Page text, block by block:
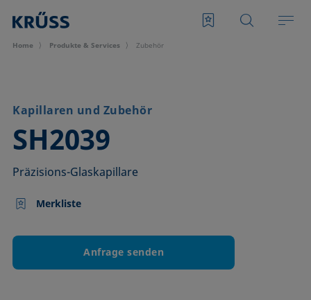
Home Produkte & Services Zubehör
Kapillaren und Zubehör
SH2039
–
Präzisions-Glaskapillare
Merkliste
Anfrage senden